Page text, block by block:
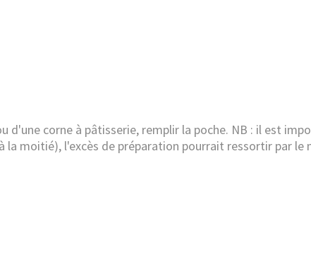
d'une corne à pâtisserie, remplir la poche. NB : il est
la moitié), l'excès de préparation pourrait ressortir par le